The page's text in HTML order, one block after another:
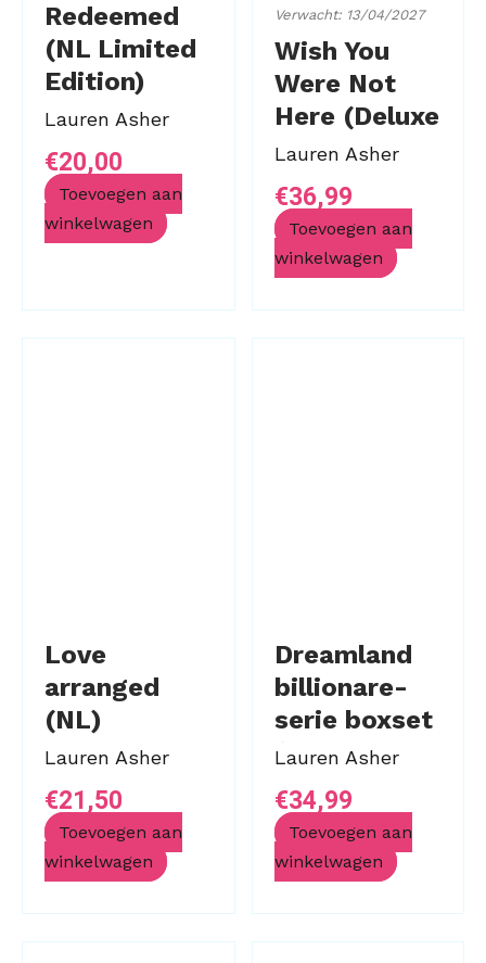
Redeemed
(NL Limited
Edition)
Lauren Asher
€20,00
Toevoegen aan
winkelwagen
Verwacht: 13/04/2027
Wish You
Were Not
Here (Deluxe
Limited
Edition)
Lauren Asher
€36,99
Toevoegen aan
winkelwagen
Love
arranged
(NL)
Lauren Asher
€21,50
Toevoegen aan
winkelwagen
Dreamland
billionare-
serie boxset
(NL Limited
Editions)
Lauren Asher
€34,99
Toevoegen aan
winkelwagen